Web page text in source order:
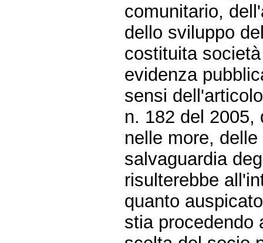
comunitario,
dello sviluppo
costituita
evidenza
sensi
n. 182 del 2005,
nelle more,
salvaguardia
risulterebbe
quanto
stia procedendo